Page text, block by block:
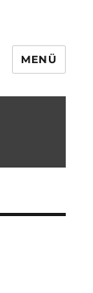
MENÜ